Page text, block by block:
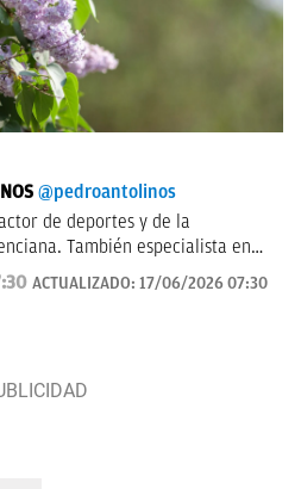
@pedroantolinos
de deportes y de la
También especialista en
desde 2017.
ACTUALIZADO: 17/06/2026 07:30